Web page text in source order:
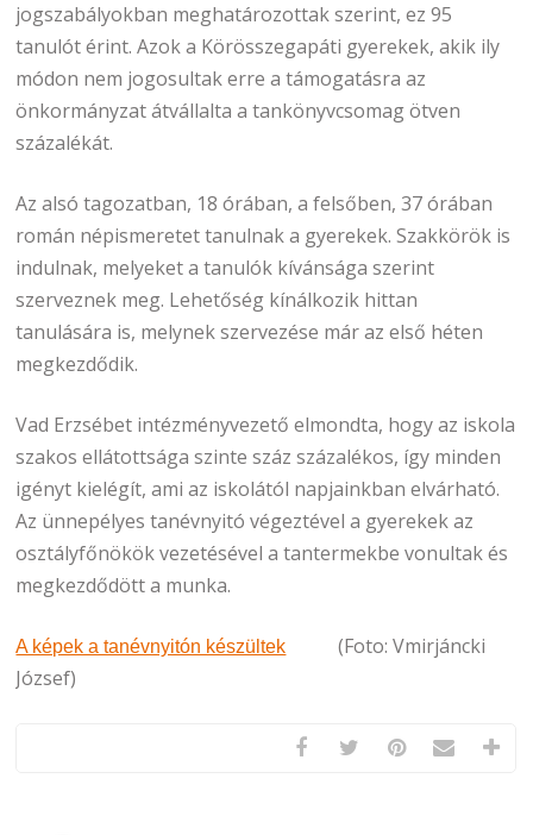
jogszabályokban meghatározottak szerint, ez 95
tanulót érint. Azok a Körösszegapáti gyerekek, akik ily
módon nem jogosultak erre a támogatásra az
önkormányzat átvállalta a tankönyvcsomag ötven
százalékát.
Az alsó tagozatban, 18 órában, a felsőben, 37 órában
román népismeretet tanulnak a gyerekek. Szakkörök is
indulnak, melyeket a tanulók kívánsága szerint
szerveznek meg. Lehetőség kínálkozik hittan
tanulására is, melynek szervezése már az első héten
megkezdődik.
Vad Erzsébet intézményvezető elmondta, hogy az iskola
szakos ellátottsága szinte száz százalékos, így minden
igényt kielégít, ami az iskolától napjainkban elvárható.
Az ünnepélyes tanévnyitó végeztével a gyerekek az
osztályfőnökök vezetésével a tantermekbe vonultak és
megkezdődött a munka.
A képek a tanévnyitón készültek
(Foto: Vmirjáncki
József)